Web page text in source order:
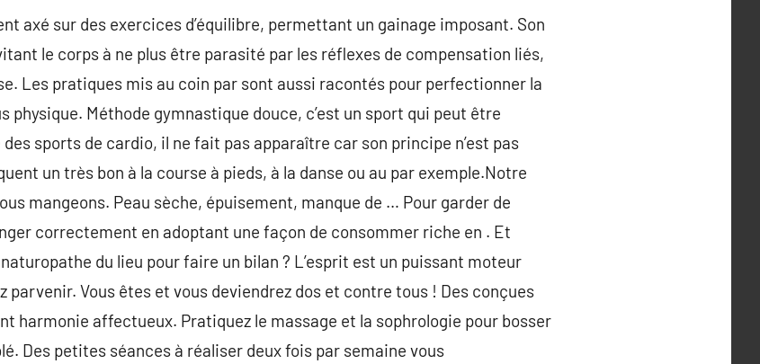
axé sur des exercices d’équilibre, permettant un gainage imposant. Son
le corps à ne plus être parasité par les réflexes de compensation liés,
Les pratiques mis au coin par sont aussi racontés pour perfectionner la
physique. Méthode gymnastique douce, c’est un sport qui peut être
sports de cardio, il ne fait pas apparaître car son principe n’est pas
un très bon à la course à pieds, à la danse ou au par exemple.Notre
mangeons. Peau sèche, épuisement, manque de … Pour garder de
correctement en adoptant une façon de consommer riche en . Et
du lieu pour faire un bilan ? L’esprit est un puissant moteur
parvenir. Vous êtes et vous deviendrez dos et contre tous ! Des conçues
harmonie affectueux. Pratiquez le massage et la sophrologie pour bosser
Des petites séances à réaliser deux fois par semaine vous